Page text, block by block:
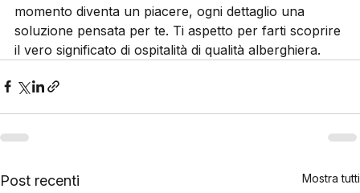
professionalità e intimità. Con la giusta struttura, ogni
momento diventa un piacere, ogni dettaglio una
soluzione pensata per te. Ti aspetto per farti scoprire